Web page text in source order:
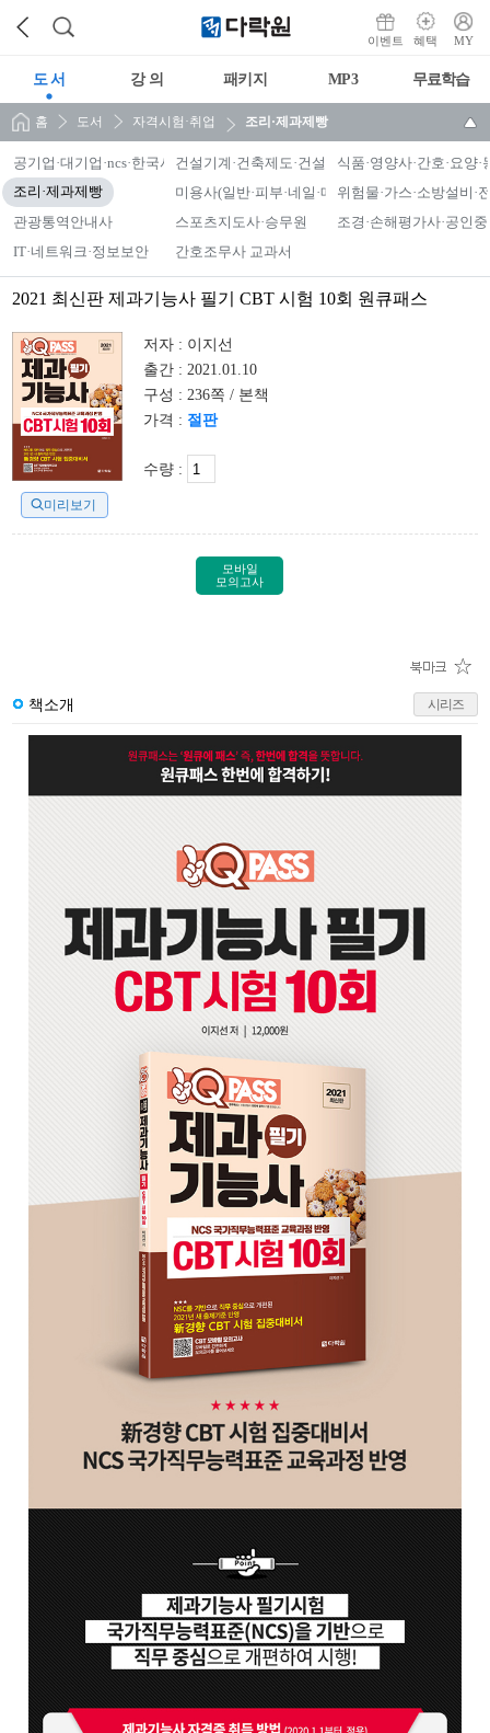
이벤트 혜택 MY
도 서 강 의 패키지 MP3 무료학습
홈 도서 자격시험·취업 조리·제과제빵
공기업·대기업·ncs·한국사능력검정시험건설기계·건축제도·건설안전·조종면허
식품·영양사·간호·요양·
조리·제과제빵 미용사(일반·피부·네일·메이크업)·맞춤형화장품
위험물·가스·소방설비·
관광통역안내사
스포츠지도사·승무원
조경·손해평가사·공인
IT·네트워크·정보보안
간호조무사 교과서
2021 최신판 제과기능사 필기 CBT 시험 10회 원큐패스
미리보기
저자 : 이지선
출간 : 2021.01.10
구성 : 236쪽 / 본책
가격 : 절판
수량 :
모바일
모의고사
책소개 시리즈